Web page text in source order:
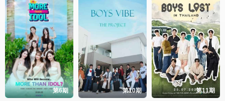
第6期 第10期 第11期